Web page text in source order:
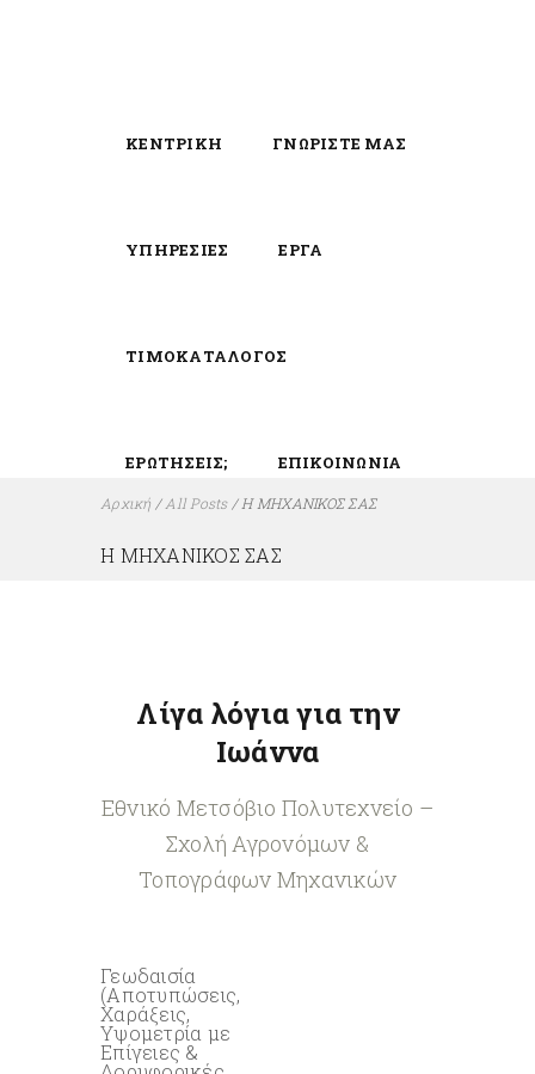
ΚΕΝΤΡΙΚΗ ΓΝΩΡΙΣΤΕ ΜΑΣ
ΥΠΗΡΕΣΙΕΣ ΕΡΓΑ
ΤΙΜΟΚΑΤΑΛΟΓΟΣ
ΕΡΩΤΗΣΕΙΣ; ΕΠΙΚΟΙΝΩΝΙΑ
Αρχική /All Posts/Η ΜΗΧΑΝΙΚΟΣ ΣΑΣ
Η ΜΗΧΑΝΙΚΟΣ ΣΑΣ
Λίγα λόγια για την
Ιωάννα
Εθνικό Μετσόβιο Πολυτεχνείο –
Σχολή Αγρονόμων &
Τοπογράφων Μηχανικών
Γεωδαισία
(Αποτυπώσεις,
Χαράξεις,
Υψομετρία με
Επίγειες &